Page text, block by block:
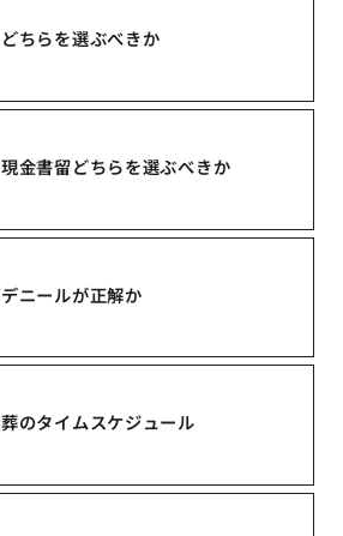
ちらを選ぶべきか
金書留どちらを選ぶべきか
ニールが正解か
のタイムスケジュール